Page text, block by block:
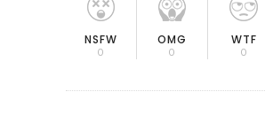
NSFW
0
OMG
0
WTF
0